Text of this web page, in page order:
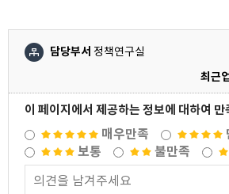
담당부서 정책연구실
최근
이 페이지에서 제공하는 정보에 대하여
매우만족
보통
불만족